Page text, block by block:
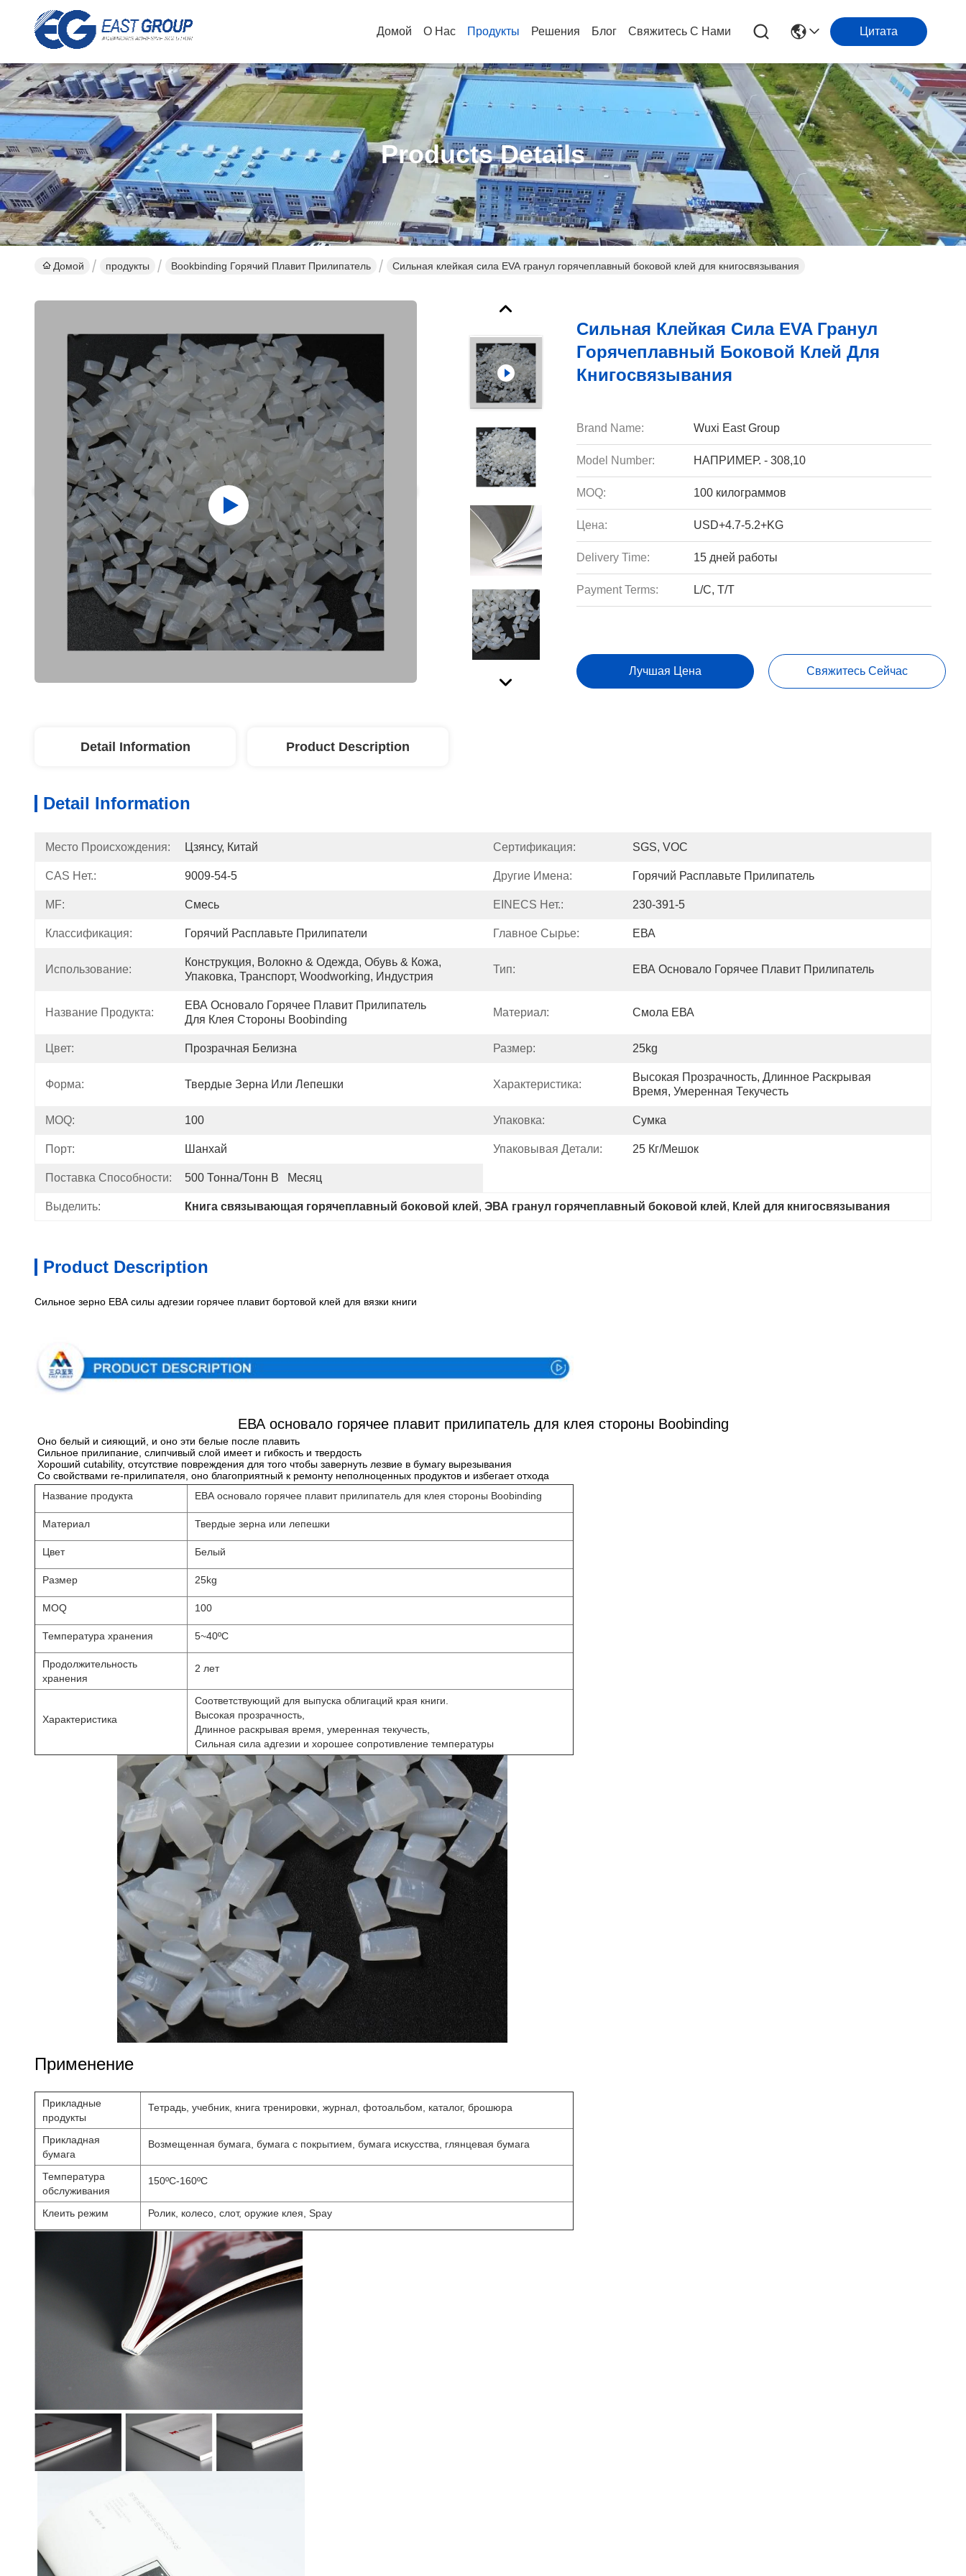
Домой О Нас Продукты Решения Блог Свяжитесь С Нами Цитата
Products Details
Домой продукты Bookbinding Горячий Плавит Прилипатель Сильная клейкая сила EVA гранул горячеплавный боковой клей для книгосвязывания
Сильная Клейкая Сила EVA Гранул
Горячеплавный Боковой Клей Для
Книгосвязывания
Brand Name: Wuxi East Group
Model Number: НАПРИМЕР. - 308,10
MOQ: 100 килограммов
Цена: USD+4.7-5.2+KG
Delivery Time: 15 дней работы
Payment Terms: L/C, T/T
Лучшая Цена Свяжитесь Сейчас
Detail Information Product Description
Detail Information
Место Происхождения: Цзянсу, Китай Сертификация: SGS, VOC
CAS Нет.: 9009-54-5 Другие Имена: Горячий Расплавьте Прилипатель
MF: Смесь EINECS Нет.: 230-391-5
Классификация: Горячий Расплавьте Прилипатели Главное Сырье: ЕВА
Использование:
Конструкция, Волокно & Одежда, Обувь & Кожа,
Упаковка, Транспорт, Woodworking, Индустрия
Тип: ЕВА Основало Горячее Плавит Прилипатель
Название Продукта:
ЕВА Основало Горячее Плавит Прилипатель
Для Клея Стороны Boobinding
Материал: Смола ЕВА
Цвет: Прозрачная Белизна Размер: 25kg
Форма: Твердые Зерна Или Лепешки Характеристика:
Высокая Прозрачность, Длинное Раскрывая
Время, Умеренная Текучесть
MOQ: 100 Упаковка: Сумка
Порт: Шанхай Упаковывая Детали: 25 Кг/мешок
Поставка Способности: 500 Тонна/тонн В   Месяц
Выделить: Книга связывающая горячеплавный боковой клей, ЭВА гранул горячеплавный боковой клей, Клей для книгосвязывания
Product Description
Сильное зерно ЕВА силы адгезии горячее плавит бортовой клей для вязки книги
ЕВА основало горячее плавит прилипатель для клея стороны Boobinding
Оно белый и сияющий, и оно эти белые после плавить
Сильное прилипание, слипчивый слой имеет и гибкость и твердость
Хороший cutability, отсутствие повреждения для того чтобы завернуть лезвие в бумагу вырезывания
Со свойствами re-прилипателя, оно благоприятный к ремонту неполноценных продуктов и избегает отхода
Название продукта
ЕВА основало горячее плавит прилипатель для клея стороны Boobinding
Материал Твердые зерна или лепешки
Цвет Белый
Размер 25kg
MOQ 100
Температура хранения 5~40ºC
Продолжительность
хранения
2 лет
Характеристика
Соответствующий для выпуска облигаций края книги.
Высокая прозрачность,
Длинное раскрывая время, умеренная текучесть,
Сильная сила адгезии и хорошее сопротивление температуры
Применение
Прикладные
продукты
Тетрадь, учебник, книга тренировки, журнал, фотоальбом, каталог, брошюра
Прикладная
бумага
Возмещенная бумага, бумага с покрытием, бумага искусства, глянцевая бумага
Температура
обслуживания
150ºC-160ºC
Клеить режим Ролик, колесо, слот, оружие клея, Spay